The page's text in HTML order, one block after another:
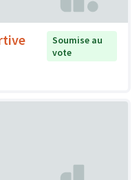
Soumise au
vote